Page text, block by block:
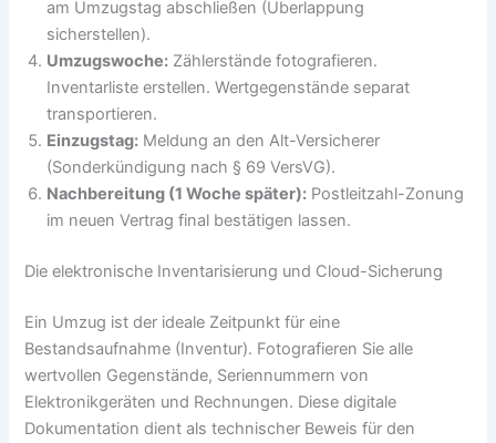
am Umzugstag abschließen (Überlappung
sicherstellen).
Umzugswoche: Zählerstände fotografieren.
Inventarliste erstellen. Wertgegenstände separat
transportieren.
Einzugstag: Meldung an den Alt-Versicherer
(Sonderkündigung nach § 69 VersVG).
Nachbereitung (1 Woche später): Postleitzahl-Zonung
im neuen Vertrag final bestätigen lassen.
Die elektronische Inventarisierung und Cloud-Sicherung
Ein Umzug ist der ideale Zeitpunkt für eine
Bestandsaufnahme (Inventur). Fotografieren Sie alle
wertvollen Gegenstände, Seriennummern von
Elektronikgeräten und Rechnungen. Diese digitale
Dokumentation dient als technischer Beweis für den